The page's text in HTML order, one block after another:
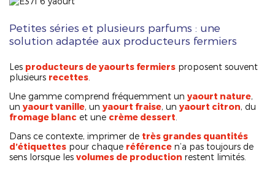
Petites séries et plusieurs parfums : une
solution adaptée aux producteurs fermiers
Les producteurs de yaourts fermiers proposent souvent
plusieurs recettes
Une gamme comprend fréquemment un yaourt nature,
un yaourt vanille, un yaourt fraise, un yaourt citron, du
fromage blanc et une crème dessert
Dans ce contexte, imprimer de très grandes quantités
d’étiquettes pour chaque référence n’a pas toujours de
sens lorsque les volumes de production restent limités.